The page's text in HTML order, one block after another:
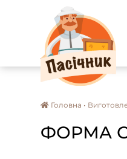
Головна •
ФОРМА